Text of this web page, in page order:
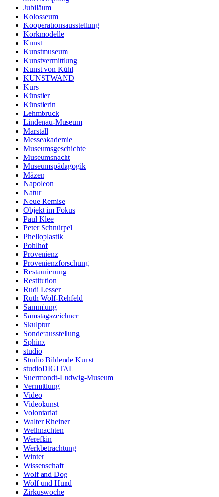
Jubiläum
Kolosseum
Kooperationsausstellung
Korkmodelle
Kunst
Kunstmuseum
Kunstvermittlung
Kunst von Kühl
KUNSTWAND
Kurs
Künstler
Künstlerin
Lehmbruck
Lindenau-Museum
Marstall
Messeakademie
Museumsgeschichte
Museumsnacht
Museumspädagogik
Mäzen
Napoleon
Natur
Neue Remise
Objekt im Fokus
Paul Klee
Peter Schnürpel
Phelloplastik
Pohlhof
Provenienz
Provenienzforschung
Restaurierung
Restitution
Rudi Lesser
Ruth Wolf-Rehfeld
Sammlung
Samstagszeichner
Skulptur
Sonderausstellung
Sphinx
studio
Studio Bildende Kunst
studioDIGITAL
Suermondt-Ludwig-Museum
Vermittlung
Video
Videokunst
Volontariat
Walter Rheiner
Weihnachten
Werefkin
Werkbetrachtung
Winter
Wissenschaft
Wolf and Dog
Wolf und Hund
Zirkuswoche